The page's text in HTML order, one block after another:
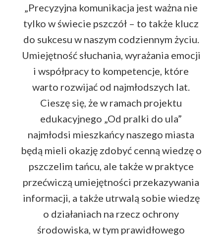
„Precyzyjna komunikacja jest ważna nie
tylko w świecie pszczół – to także klucz
do sukcesu w naszym codziennym życiu.
Umiejętność słuchania, wyrażania emocji
i współpracy to kompetencje, które
warto rozwijać od najmłodszych lat.
Cieszę się, że w ramach projektu
edukacyjnego „Od pralki do ula”
najmłodsi mieszkańcy naszego miasta
będą mieli okazję zdobyć cenną wiedzę o
pszczelim tańcu, ale także w praktyce
przećwiczą umiejętności przekazywania
informacji, a także utrwalą sobie wiedzę
o działaniach na rzecz ochrony
środowiska, w tym prawidłowego